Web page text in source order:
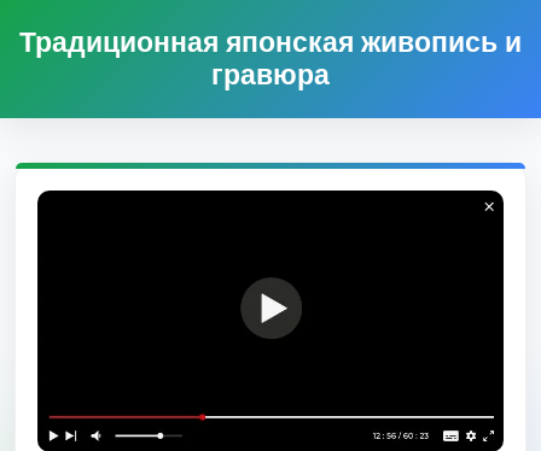
Традиционная японская живопись и
гравюра